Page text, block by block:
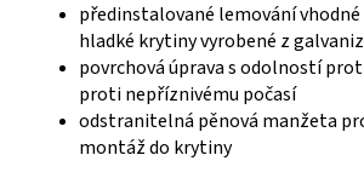
předinstalované lemování
hladké krytiny vyrobené z
povrchová úprava s odolností
proti nepříznivému počasí
odstranitelná pěnová manžeta
montáž do krytiny